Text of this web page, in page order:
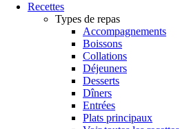
Recettes
Types de repas
Accompagnements
Boissons
Collations
Déjeuners
Desserts
Dîners
Entrées
Plats principaux